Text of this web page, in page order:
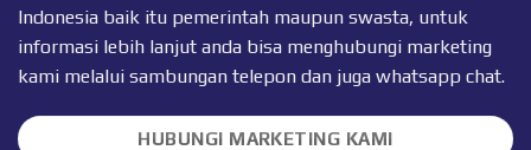
Indonesia baik itu pemerintah maupun swasta, untuk
informasi lebih lanjut anda bisa menghubungi marketing
kami melalui sambungan telepon dan juga whatsapp chat.
HUBUNGI MARKETING KAMI